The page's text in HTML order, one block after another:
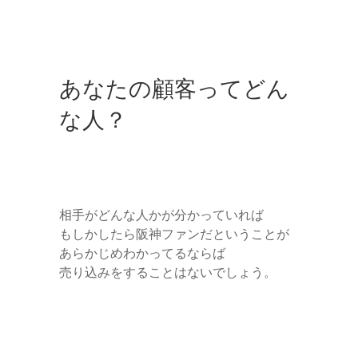
あなたの顧客ってどん
な人？
相手がどんな人かが分かっていれば
もしかしたら阪神ファンだということが
あらかじめわかってるならば
売り込みをすることはないでしょう。